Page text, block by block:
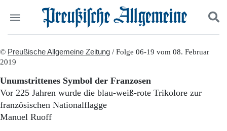
Politik
Panorama
Gesellschaft
Leben
Suchen und finden
© Preußische Allgemeine Zeitung / Folge 06-19 vom 08. Februar
2019
Unumstrittenes Symbol der Franzosen
Vor 225 Jahren wurde die blau-weiß-rote Trikolore zur
französischen Nationalflagge
Manuel Ruoff